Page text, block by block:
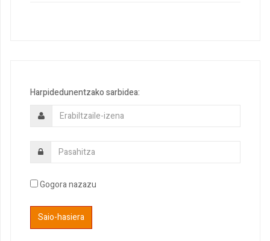
Harpidedunentzako sarbidea:
Gogora nazazu